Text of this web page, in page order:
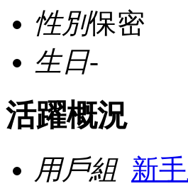
性別保密
生日-
活躍概況
用戶組 新